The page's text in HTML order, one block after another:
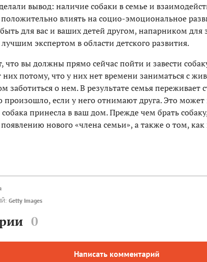
вывод: наличие собаки в семье и
влиять на социо-эмоциональное
для вас и ваших детей другом, напарником для
экспертом в области детского развития.
что вы должны прямо сейчас пойти и завести
них потому, что у них нет времени заниматься с
о нем. В результате семья переживает
произошло, если у него отнимают друга. Это
принесла в ваш дом. Прежде чем брать
появлению нового «члена семьи», а также о том,
Getty Images
0
Написать комментарий